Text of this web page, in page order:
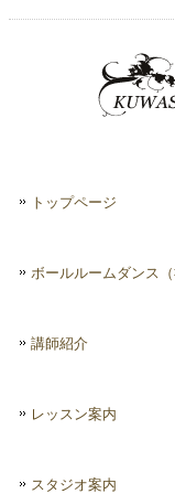
トップページ
ボールルームダンス
講師紹介
レッスン案内
スタジオ案内